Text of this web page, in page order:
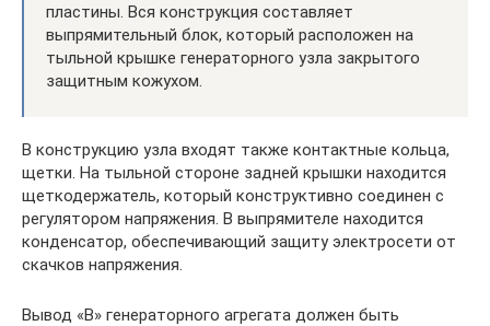
пластины. Вся конструкция составляет
выпрямительный блок, который расположен на
тыльной крышке генераторного узла закрытого
защитным кожухом.
В конструкцию узла входят также контактные кольца,
щетки. На тыльной стороне задней крышки находится
щеткодержатель, который конструктивно соединен с
регулятором напряжения. В выпрямителе находится
конденсатор, обеспечивающий защиту электросети от
скачков напряжения.
Вывод «В» генераторного агрегата должен быть